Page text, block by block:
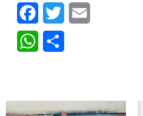
FacebookTwitter
WhatsApp